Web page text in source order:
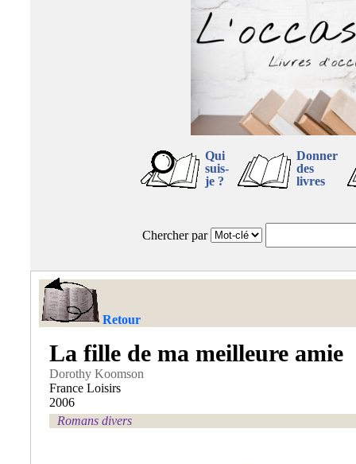
Qui
suis-
je ?
Donner
des
livres
Chercher par
Retour
La fille de ma meilleure amie
Dorothy Koomson
France Loisirs
2006
Romans divers